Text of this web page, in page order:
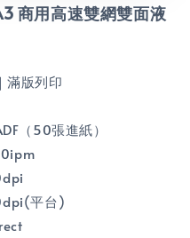
商用高速雙網雙面液
滿版列印
（50張進紙）
平台)